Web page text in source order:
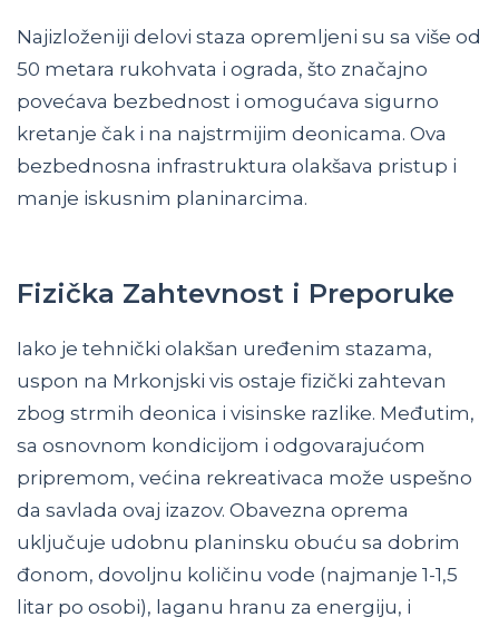
Najizloženiji delovi staza opremljeni su sa više od
50 metara rukohvata i ograda, što značajno
povećava bezbednost i omogućava sigurno
kretanje čak i na najstrmijim deonicama. Ova
bezbednosna infrastruktura olakšava pristup i
manje iskusnim planinarcima.
Fizička Zahtevnost i Preporuke
Iako je tehnički olakšan uređenim stazama,
uspon na Mrkonjski vis ostaje fizički zahtevan
zbog strmih deonica i visinske razlike. Međutim,
sa osnovnom kondicijom i odgovarajućom
pripremom, većina rekreativaca može uspešno
da savlada ovaj izazov. Obavezna oprema
uključuje udobnu planinsku obuću sa dobrim
đonom, dovoljnu količinu vode (najmanje 1-1,5
litar po osobi), laganu hranu za energiju, i